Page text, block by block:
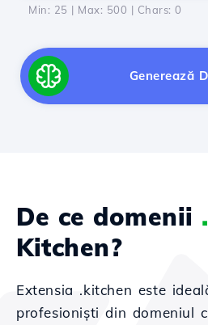
Min: 25 | Max: 500 | Chars: 0
Generează
De ce domenii
Kitchen?
Extensia .kitchen este
profesioniști din domeniul